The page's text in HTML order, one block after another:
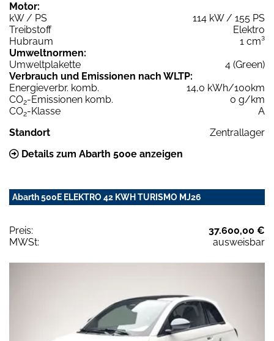
Motor:
kW / PS
114 kW / 155 PS
Treibstoff
Elektro
Hubraum
1 cm³
Umweltnormen:
Umweltplakette
4 (Green)
Verbrauch und Emissionen nach WLTP:
Energieverbr. komb.
14,0 kWh/100km
CO2-Emissionen komb.
0 g/km
CO2-Klasse
A
Standort
Zentrallager
Details zum Abarth 500e anzeigen
Abarth 500E ELEKTRO 42 KWH TURISMO MJ26
Preis:
37.600,00 €
MWSt:
ausweisbar